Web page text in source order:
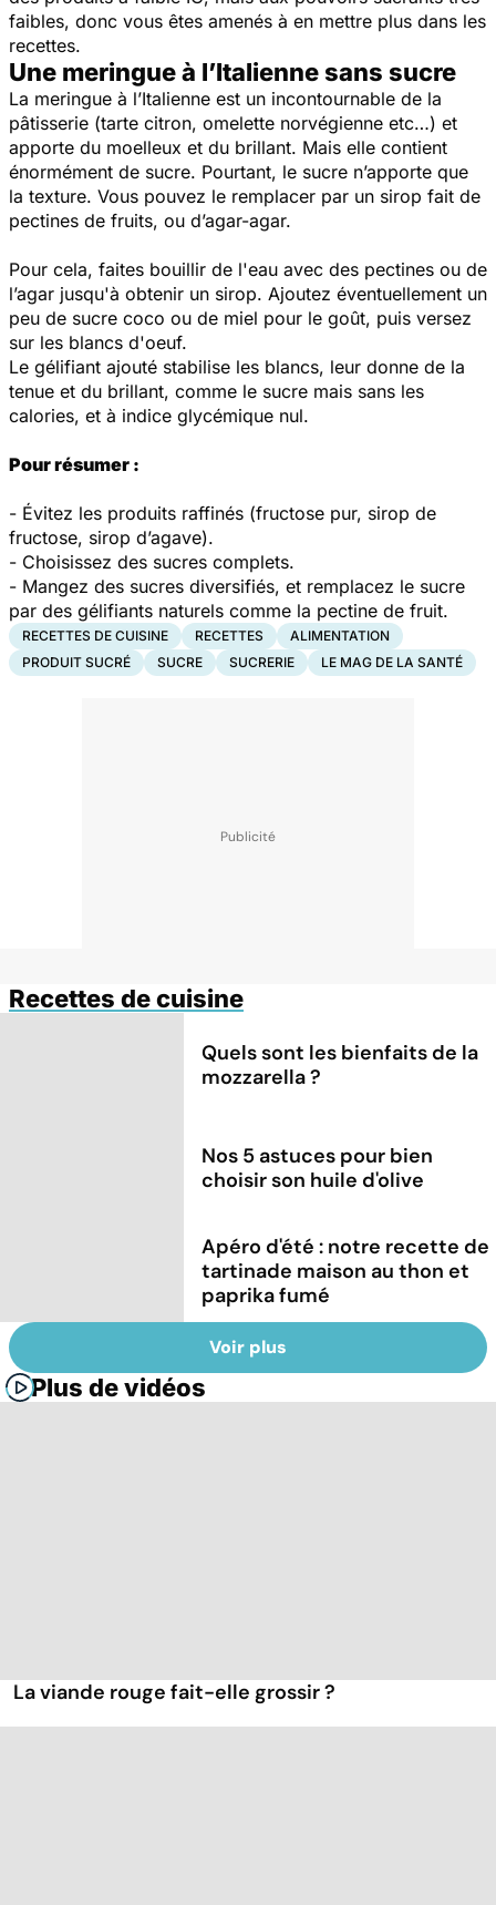
faibles, donc vous êtes amenés à en mettre plus dans les
recettes.
Une meringue à l’Italienne sans sucre
La meringue à l’Italienne est un incontournable de la
pâtisserie (tarte citron, omelette norvégienne etc…) et
apporte du moelleux et du brillant. Mais elle contient
énormément de sucre. Pourtant, le sucre n’apporte que
la texture. Vous pouvez le remplacer par un sirop fait de
pectines de fruits, ou d’agar-agar.
Pour cela, faites bouillir de l'eau avec des pectines ou de
l’agar jusqu'à obtenir un sirop. Ajoutez éventuellement un
peu de sucre coco ou de miel pour le goût, puis versez
sur les blancs d'oeuf.
Le gélifiant ajouté stabilise les blancs, leur donne de la
tenue et du brillant, comme le sucre mais sans les
calories, et à indice glycémique nul.
Pour résumer :
- Évitez les produits raffinés (fructose pur, sirop de
fructose, sirop d’agave).
- Choisissez des sucres complets.
- Mangez des sucres diversifiés, et remplacez le sucre
par des gélifiants naturels comme la pectine de fruit.
RECETTES DE CUISINE RECETTES
ALIMENTATION
PRODUIT SUCRÉ
SUCRE SUCRERIE LE MAG DE LA SANTÉ
Recettes de cuisine
Quels sont les bienfaits de la
mozzarella ?
Nos 5 astuces pour bien
choisir son huile d'olive
Apéro d'été : notre recette de
tartinade maison au thon et
paprika fumé
Voir plus
Plus de vidéos
La viande rouge fait-elle grossir ?